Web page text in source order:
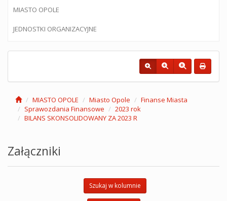
MIASTO OPOLE
JEDNOSTKI ORGANIZACYJNE
MIASTO OPOLE Miasto Opole
Finanse Miasta
Sprawozdania Finansowe
2023 rok
BILANS SKONSOLIDOWANY ZA 2023 R
Załączniki
Szukaj w kolumnie